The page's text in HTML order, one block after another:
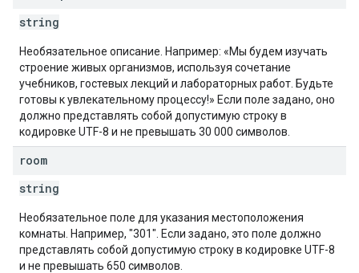
string
Необязательное описание. Например: «Мы будем изучать
строение живых организмов, используя сочетание
учебников, гостевых лекций и лабораторных работ. Будьте
готовы к увлекательному процессу!» Если поле задано, оно
должно представлять собой допустимую строку в
кодировке UTF-8 и не превышать 30 000 символов.
room
string
Необязательное поле для указания местоположения
комнаты. Например, "301". Если задано, это поле должно
представлять собой допустимую строку в кодировке UTF-8
и не превышать 650 символов.